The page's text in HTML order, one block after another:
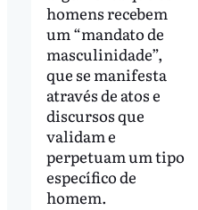
homens recebem
um “mandato de
masculinidade”,
que se manifesta
através de atos e
discursos que
validam e
perpetuam um tipo
específico de
homem.